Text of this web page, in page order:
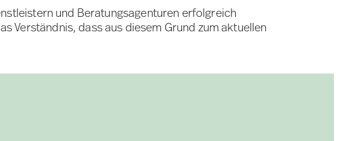
und Beratungsagenturen erfolgreich
Verständnis, dass aus diesem Grund zum aktuellen